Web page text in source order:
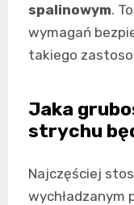
spalinowym.
wymagań
takiego
Jaka
strychu
Najczęściej
wychładzanym